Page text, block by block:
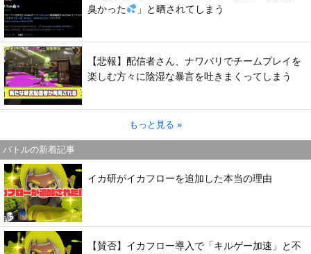
臭かった
」と晒されてしまう
【悲報】配信者さん、ナワバリでチームプレイを
楽しむ方々に陰湿な暴言を吐きまくってしまう
もっと見る »
バトルの新着記事
イカ研がイカフローを追加した本当の理由
【賛否】イカフロー導入で「キルゲー加速」と不